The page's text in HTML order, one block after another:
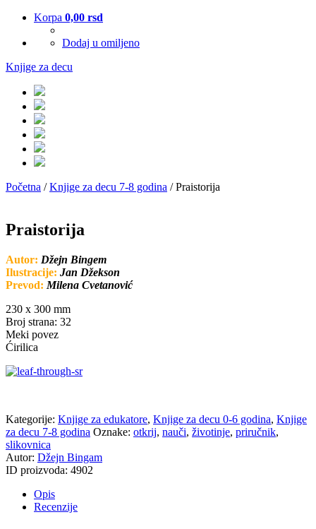
Korpa 0,00 rsd
Dodaj u omiljeno
Knjige za decu
Početna /Knjige za decu 7-8 godina / Praistorija
Praistorija
Autor: Džejn Bingem
Ilustracije: Jan Džekson
Prevod: Milena Cvetanović
230 x 300 mm
Broj strana: 32
Meki povez
Ćirilica
Kategorije: Knjige za edukatore, Knjige za decu 0-6 godina, Knjige
za decu 7-8 godina Oznake: otkrij, nauči, životinje, priručnik,
slikovnica
Autor: Džejn Bingam
ID proizvoda: 4902
Opis
Recenzije